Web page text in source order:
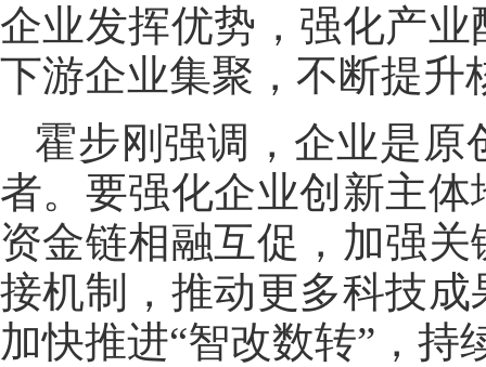
企业发挥优势，强化产
下游企业集聚，不断提升
霍步刚强调，企业是原
者。要强化企业创新主
资金链相融互促，加强
接机制，推动更多科技
加快推进“智改数转”，持